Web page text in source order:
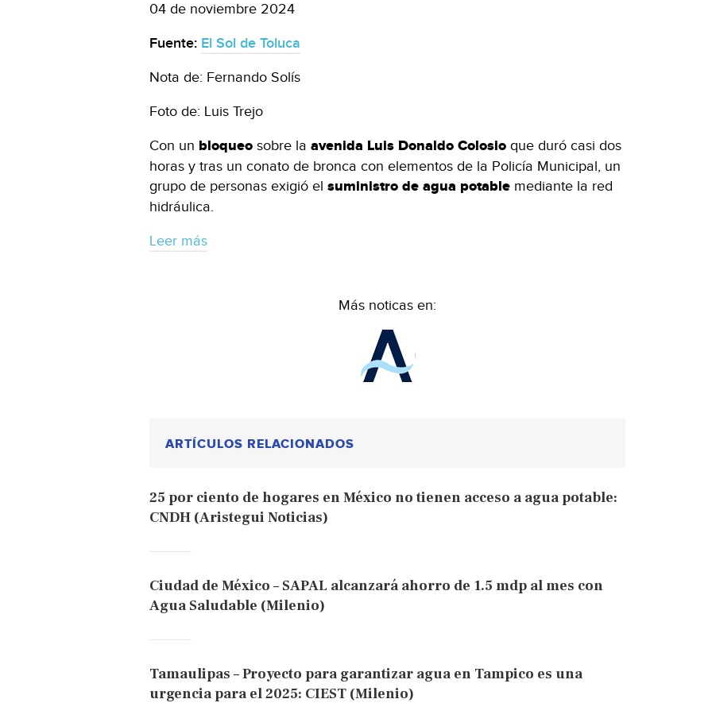
04 de noviembre 2024
Fuente: El Sol de Toluca
Nota de: Fernando Solís
Foto de: Luis Trejo
Con un bloqueo sobre la avenida Luis Donaldo Colosio que duró casi dos
horas y tras un conato de bronca con elementos de la Policía Municipal, un
grupo de personas exigió el suministro de agua potable mediante la red
hidráulica.
Leer más
Más noticas en:
ARTÍCULOS RELACIONADOS
25 por ciento de hogares en México no tienen acceso a agua potable:
CNDH (Aristegui Noticias)
Ciudad de México – SAPAL alcanzará ahorro de 1.5 mdp al mes con
Agua Saludable (Milenio)
Tamaulipas – Proyecto para garantizar agua en Tampico es una
urgencia para el 2025: CIEST (Milenio)